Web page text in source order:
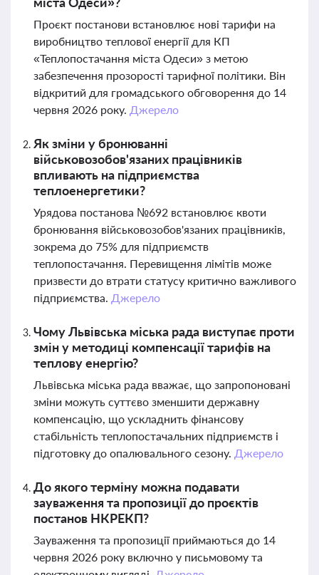
Проєкт постанови встановлює нові тарифи на
виробництво теплової енергії для КП
«Теплопостачання міста Одеси» з метою
забезпечення прозорості тарифної політики. Він
відкритий для громадського обговорення до 14
червня 2026 року. Джерело
Як зміни у бронюванні
військовозобов'язаних працівників
впливають на підприємства
теплоенергетики?
Урядова постанова №692 встановлює квоти
бронювання військовозобов'язаних працівників,
зокрема до 75% для підприємств
теплопостачання. Перевищення лімітів може
призвести до втрати статусу критично важливого
підприємства. Джерело
Чому Львівська міська рада виступає проти
змін у методиці компенсації тарифів на
теплову енергію?
Львівська міська рада вважає, що запропоновані
зміни можуть суттєво зменшити державну
компенсацію, що ускладнить фінансову
стабільність теплопостачальних підприємств і
підготовку до опалювального сезону. Джерело
До якого терміну можна подавати
зауваження та пропозиції до проєктів
постанов НКРЕКП?
Зауваження та пропозиції приймаються до 14
червня 2026 року включно у письмовому та